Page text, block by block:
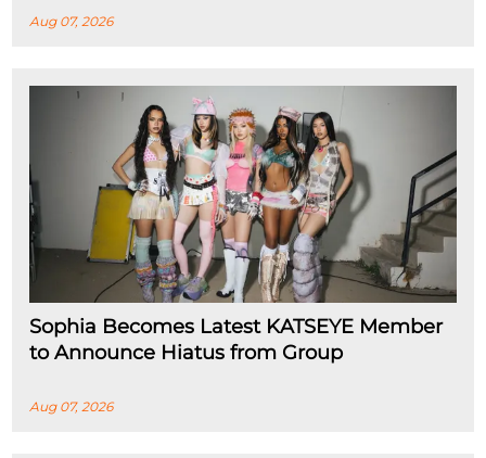
Aug 07, 2026
Sophia Becomes Latest KATSEYE Member
to Announce Hiatus from Group
Aug 07, 2026